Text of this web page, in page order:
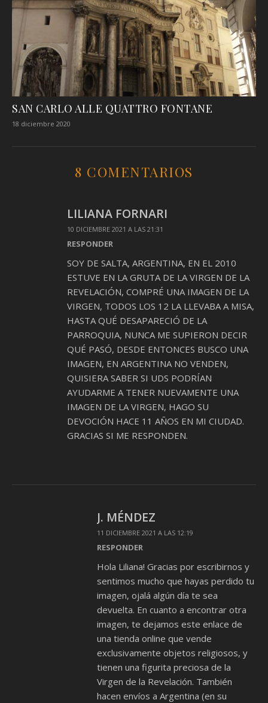
SAN CARLO ALLE QUATTRO FONTANE
18 diciembre 2020
8 COMENTARIOS
LILIANA FORNARI
10 DICIEMBRE 2021 A LAS 21:31
RESPONDER
SOY DE SALTA, ARGENTINA, EN EL 2010
ESTUVE EN LA GRUTA DE LA VIRGEN DE LA
REVELACIÓN, COMPRÉ UNA IMAGEN DE LA
VIRGEN, TODOS LOS 12 LA LLEVABA A MISA,
HASTA QUÉ DESAPARECIÓ DE LA
PARROQUIA, NUNCA ME SUPIERON DECIR
QUÉ PASÓ, DESDE ENTONCES BUSCO UNA
IMAGEN, EN ARGENTINA NO VENDEN,
QUISIERA SABER SI UDS PODRÍAN
AYUDARME A TENER NUEVAMENTE UNA
IMAGEN DE LA VIRGEN, HAGO SU
DEVOCIÓN HACE 11 AÑOS EN MI CIUDAD.
GRACIAS SI ME RESPONDEN.
J. MÉNDEZ
11 DICIEMBRE 2021 A LAS 12:19
RESPONDER
Hola Liliana! Gracias por escribirnos y
sentimos mucho que hayas perdido tu
imagen, ojalá algún día te sea
devuelta. En cuanto a encontrar otra
imagen, te dejamos este enlace de
una tienda online que vende
exclusivamente objetos religiosos, y
tienen una figurita preciosa de la
Virgen de la Revelación. También
hacen envíos a Argentina (en su